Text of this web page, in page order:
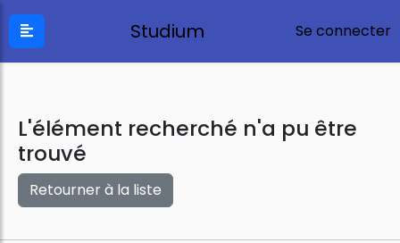
Studium Se connecter
L'élément recherché n'a pu être
trouvé
Retourner à la liste